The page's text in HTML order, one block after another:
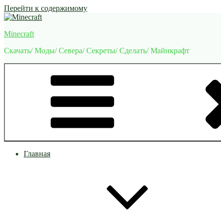
Перейти к содержимому
Minecraft
Скачать/ Моды/ Севера/ Секреты/ Сделать/ Майнкрафт
Главная